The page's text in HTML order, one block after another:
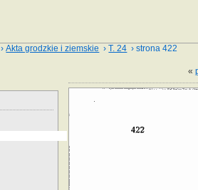
›Akta grodzkie i ziemskie ›T. 24 › strona 422
«